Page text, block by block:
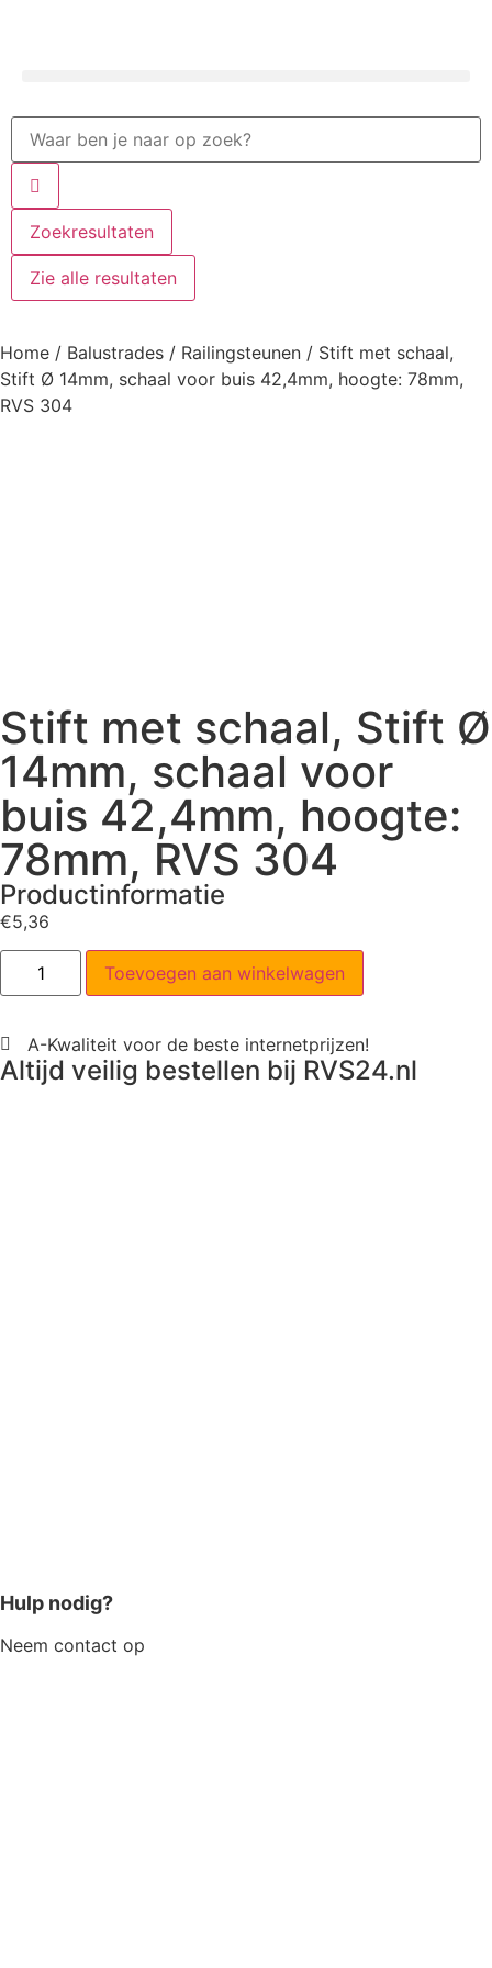
Zoekresultaten
Zie alle resultaten
Home / Balustrades / Railingsteunen / Stift met schaal,
Stift Ø 14mm, schaal voor buis 42,4mm, hoogte: 78mm,
RVS 304
Stift met schaal, Stift Ø
14mm, schaal voor
buis 42,4mm, hoogte:
78mm, RVS 304
Productinformatie
€5,36
Toevoegen aan winkelwagen
A-Kwaliteit voor de beste internetprijzen!
Altijd veilig bestellen bij RVS24.nl
Hulp nodig?
Neem contact op